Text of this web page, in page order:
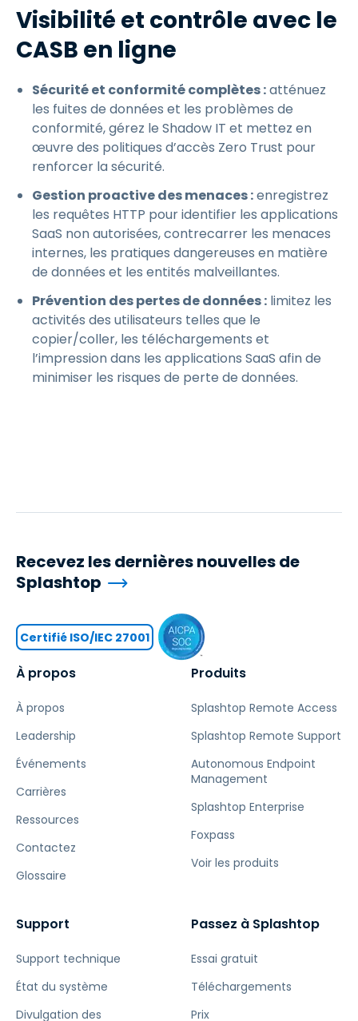
Visibilité et contrôle avec le
CASB en ligne
Sécurité et conformité complètes :atténuez
les fuites de données et les problèmes de
conformité, gérez le Shadow IT et mettez en
œuvre des politiques d’accès Zero Trust pour
renforcer la sécurité.
Gestion proactive des menaces :enregistrez
les requêtes HTTP pour identifier les applications
SaaS non autorisées, contrecarrer les menaces
internes, les pratiques dangereuses en matière
de données et les entités malveillantes.
Prévention des pertes de données : limitez les
activités des utilisateurs telles que le
copier/coller, les téléchargements et
l’impression dans les applications SaaS afin de
minimiser les risques de perte de données.
À propos
À propos
Leadership
Événements
Carrières
Ressources
Contactez
Glossaire
Produits
Splashtop Remote Access
Splashtop Remote Support
Autonomous Endpoint
Management
Splashtop Enterprise
Foxpass
Voir les produits
Support
Support technique
État du système
Divulgation des
Passez à Splashtop
Essai gratuit
Téléchargements
Prix
Recevez les dernières nouvelles de
Splashtop
Certifié ISO/IEC 27001